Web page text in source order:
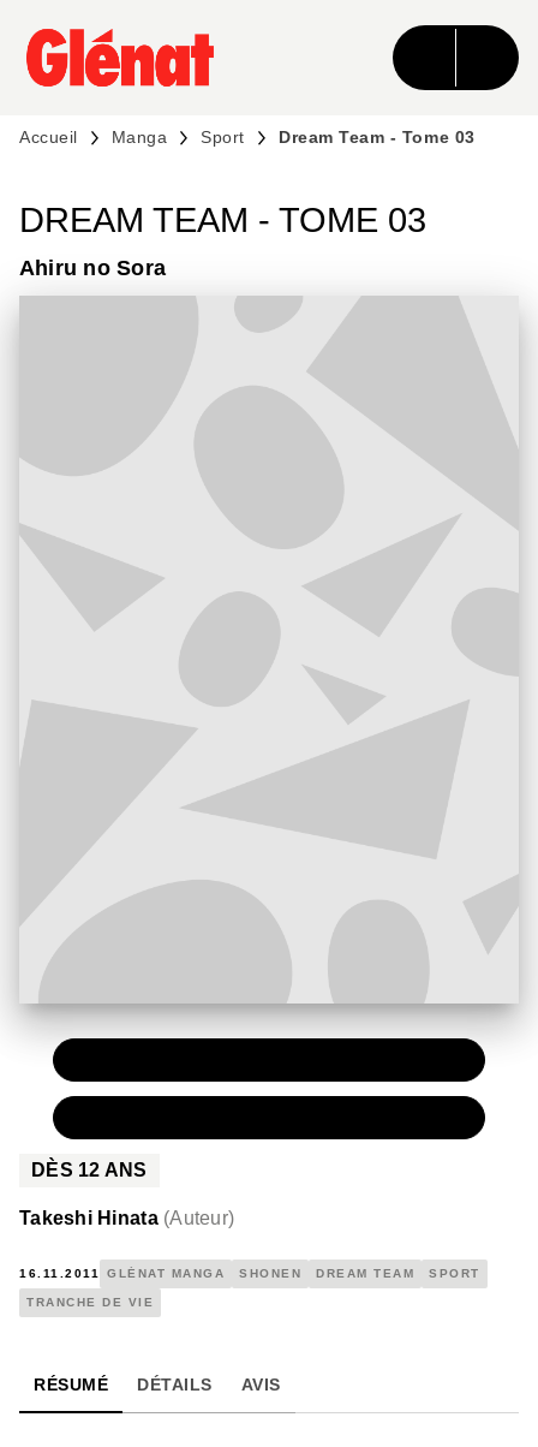
MENU RECHERCHE CONTENU
PIED DE PAGE
Accueil Manga Sport Dream Team - Tome 03
DREAM TEAM - TOME 03
Ahiru no Sora
DÈS 12 ANS
Takeshi Hinata (Auteur)
16.11.2011 GLÉNAT MANGA SHONEN DREAM TEAM SPORT
TRANCHE DE VIE
RÉSUMÉ DÉTAILS AVIS